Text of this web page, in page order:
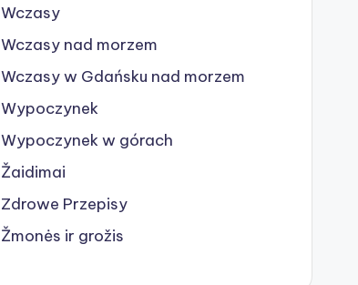
Wczasy
Wczasy nad morzem
Wczasy w Gdańsku nad morzem
Wypoczynek
Wypoczynek w górach
Žaidimai
Zdrowe Przepisy
Žmonės ir grožis